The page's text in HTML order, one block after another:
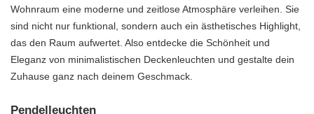
Wohnraum eine moderne und zeitlose Atmosphäre verleihen. Sie
sind nicht nur funktional, sondern auch ein ästhetisches Highlight,
das den Raum aufwertet. Also entdecke die Schönheit und
Eleganz von minimalistischen Deckenleuchten und gestalte dein
Zuhause ganz nach deinem Geschmack.
Pendelleuchten